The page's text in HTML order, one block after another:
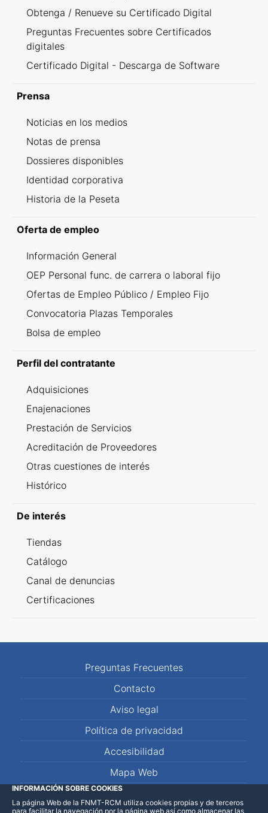
Obtenga / Renueve su Certificado Digital
Preguntas Frecuentes sobre Certificados
digitales
Certificado Digital - Descarga de Software
Prensa
Noticias en los medios
Notas de prensa
Dossieres disponibles
Identidad corporativa
Historia de la Peseta
Oferta de empleo
Información General
OEP Personal func. de carrera o laboral fijo
Ofertas de Empleo Público / Empleo Fijo
Convocatoria Plazas Temporales
Bolsa de empleo
Perfil del contratante
Adquisiciones
Enajenaciones
Prestación de Servicios
Acreditación de Proveedores
Otras cuestiones de interés
Histórico
De interés
Tiendas
Catálogo
Canal de denuncias
Certificaciones
Preguntas Frecuentes
Contacto
Aviso legal
Política de privacidad
Accesibilidad
Mapa Web
LinkedInFacebookWhatsApp
INFORMACIÓN SOBRE COOKIES
La página Web de la FNMT-RCM utiliza cookies propias y de terceros
para facilitar la navegación por la página web así como almacenar las